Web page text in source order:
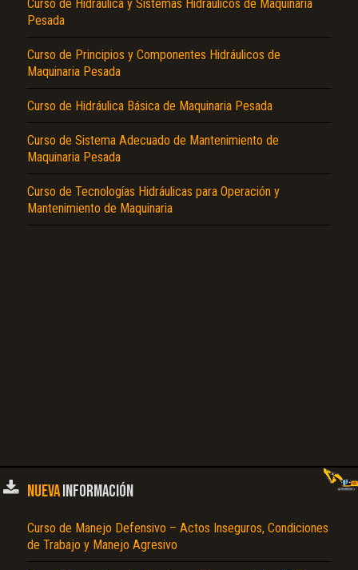
Curso de Hidráulica y Sistemas Hidráulicos de Maquinaria
Pesada
Curso de Principios y Componentes Hidráulicos de
Maquinaria Pesada
Curso de Hidráulica Básica de Maquinaria Pesada
Curso de Sistema Adecuado de Mantenimiento de
Maquinaria Pesada
Curso de Tecnologías Hidráulicas para Operación y
Mantenimiento de Maquinaria
NUEVAINFORMACIÓN
Curso de Manejo Defensivo – Actos Inseguros, Condiciones
de Trabajo y Manejo Agresivo
Texto o Imagen de portada son erróneos.
No carga o no se visualiza el contenido.
Reportar otro tipo de error...